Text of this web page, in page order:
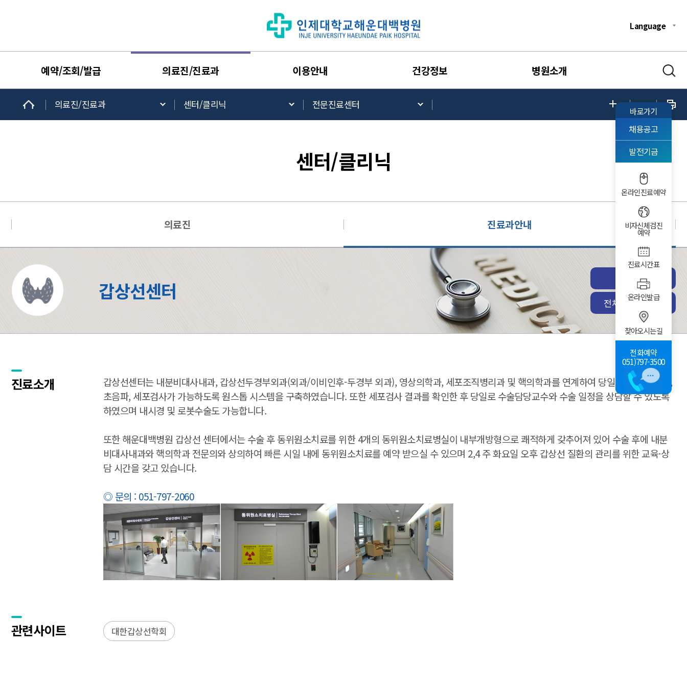
Language
예약/조회/발급 의료진/진료과 이용안내 건강정보 병원소개
의료진/진료과 센터/클리닉 전문진료센터
센터/클리닉
의료진 진료과안내
갑상선센터
진료예약
전체센터/클리닉
진료소개
갑상선센터는 내분비대사내과, 갑상선두경부외과(외과/이비인후-두경부 외과), 영상의학과, 세포조직병리과 및 핵의학과를 연계하여 당일 진료부터 혈액,
초음파, 세포검사가 가능하도록 원스톱 시스템을 구축하였습니다. 또한 세포검사 결과를 확인한 후 당일로 수술담당교수와 수술 일정을 상담할 수 있도록
하였으며 내시경 및 로봇수술도 가능합니다.
또한 해운대백병원 갑상선 센터에서는 수술 후 동위원소치료를 위한 4개의 동위원소치료병실이 내부개방형으로 쾌적하게 갖추어져 있어 수술 후에 내분
비대사내과와 핵의학과 전문의와 상의하여 빠른 시일 내에 동위원소치료를 예약 받으실 수 있으며 2,4 주 화요일 오후 갑상선 질환의 관리를 위한 교육·상
담 시간을 갖고 있습니다.
◎ 문의 : 051-797-2060
관련사이트 대한갑상선학회
바로가기
채용공고
발전기금
온라인진료예약
비자신체검진
예약
진료시간표
온라인발급
찾아오시는길
전화예약
051)797-3500